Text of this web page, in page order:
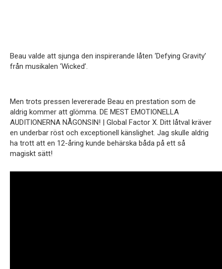
Beau valde att sjunga den inspirerande låten ‘Defying Gravity’
från musikalen ‘Wicked’.
Men trots pressen levererade Beau en prestation som de
aldrig kommer att glömma. DE MEST EMOTIONELLA
AUDITIONERNA NÅGONSIN! | Global Factor X. Ditt låtval kräver
en underbar röst och exceptionell känslighet. Jag skulle aldrig
ha trott att en 12-åring kunde behärska båda på ett så
magiskt sätt!